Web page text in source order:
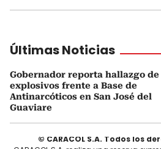
Últimas Noticias
Gobernador reporta hallazgo de
explosivos frente a Base de
Antinarcóticos en San José del
Guaviare
© CARACOL S.A. Todos los